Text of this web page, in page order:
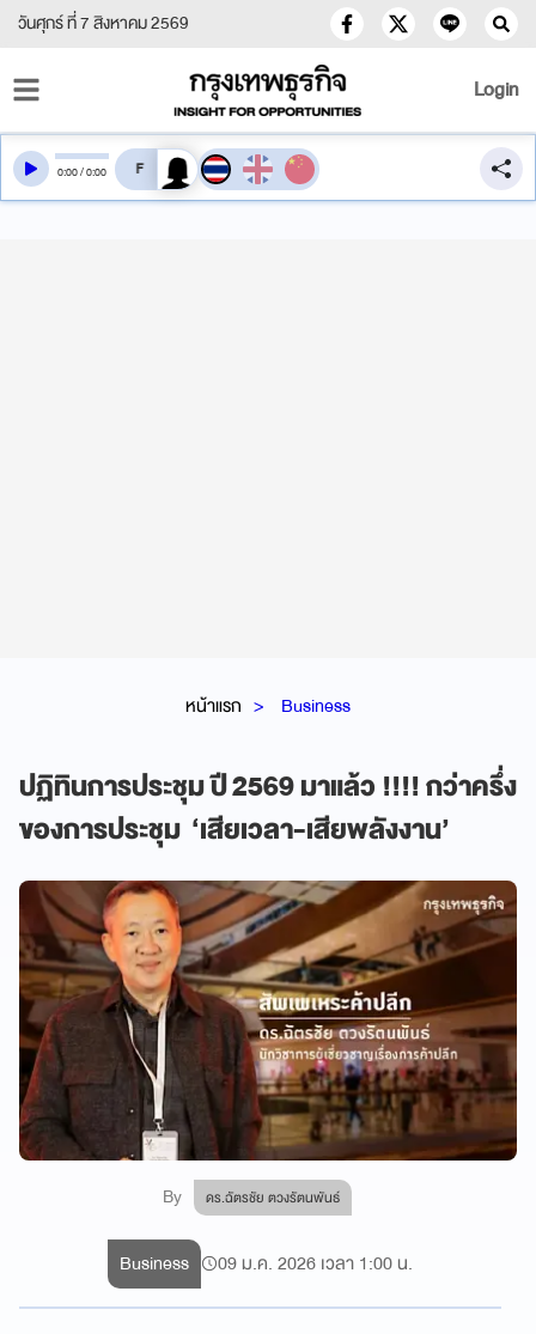
วันศุกร์ ที่ 7 สิงหาคม 2569
Login
หน้าแรก Business
ปฏิทินการประชุม ปี 2569 มาแล้ว !!!! กว่าครึ่ง
ของการประชุม ‘เสียเวลา-เสียพลังงาน’
By ดร.ฉัตรชัย ตวงรัตนพันธ์
0:00/0:00 สลับเสียงอ่าน
Business 09 ม.ค. 2026 เวลา 1:00 น.